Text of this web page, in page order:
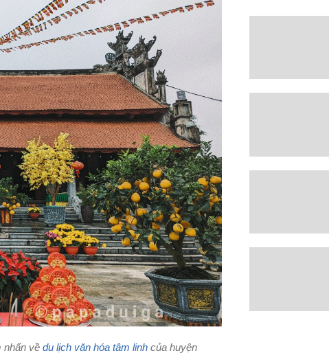
nhấn về du lịch văn hóa tâm linhcủa huyện